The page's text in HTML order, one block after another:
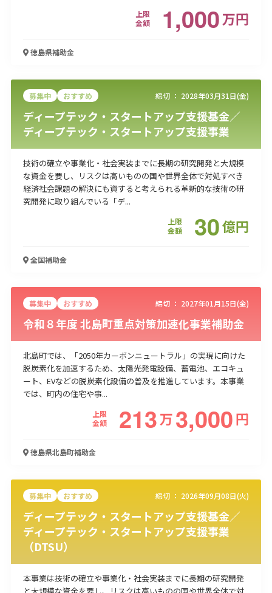
上限
金額
1,000万円
徳島県補助金
募集中 おすすめ 締切 ： 2028年03月31日(金)
ディープテック・スタートアップ支援基金／
ディープテック・スタートアップ支援事業
技術の確立や事業化・社会実装までに長期の研究開発と大規模
な資金を要し、リスクは高いものの国や世界全体で対処すべき
経済社会課題の解決にも資すると考えられる革新的な技術の研
究開発に取り組んでいる「デ...
上限
金額
30億円
全国補助金
募集中 おすすめ 締切 ： 2027年01月15日(金)
令和８年度 北島町重点対策加速化事業補助金
北島町では、「2050年カーボンニュートラル」の実現に向けた
脱炭素化を加速するため、太陽光発電設備、蓄電池、エコキュ
ート、EVなどの脱炭素化設備の普及を推進しています。本事業
では、町内の住宅や事...
上限
金額
213万3,000円
徳島県北島町補助金
募集中 おすすめ 締切 ： 2026年09月08日(火)
ディープテック・スタートアップ支援基金／
ディープテック・スタートアップ支援事業
（DTSU）
本事業は技術の確立や事業化・社会実装までに長期の研究開発
と大規模な資金を要し、リスクは高いものの国や世界全体で対